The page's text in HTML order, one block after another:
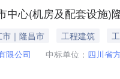
中心(机房及配套设施
｜隆昌市 工程建筑
限公司 中标单位： 四川省